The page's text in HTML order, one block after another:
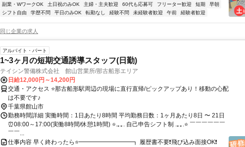
副業・WワークOK
土日祝のみOK 主婦・主夫歓迎 60代も応募可 フリーター歓迎 短期
早朝
シフト自由
学歴不問 平日のみOK 転勤なし 経験不問 未経験者歓迎 午前 経験者歓迎
同じ企業の求人
アルバイト・パート
1~3ヶ月の短期交通誘導スタッフ(日勤)
テイシン警備株式会社 館山営業所/那古船形エリア
日給12,000円～14,200円
交通・アクセス ⭐那古船形駅周辺の現場に直行直帰/ピックアップあり！移動の心配
は不要です♪
千葉県館山市
勤務時間詳細 実働時間：1日あたり8時間 平均勤務日数：1ヶ月あたり8日 〜 21日
⏰08:00～17:00(実働8時間/休憩1時間) ⭐.｡｡. 自己申告シフト制 .｡｡.⭐ ￣￣￣￣￣￣
￣￣...
仕事内容 早く終わったら⭐━━━━━━━━━┓ 履歴書不要❗飛び込み面接OK❗